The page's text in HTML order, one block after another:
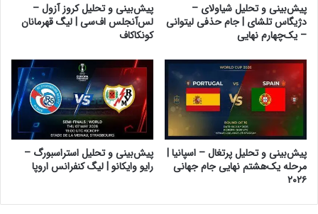
پیش‌بینی و تحلیل شیاولای –
دژیگاس تلشای | جام حذفی لیتوانی
– یک‌چهارم نهایی
پیش‌بینی و تحلیل کروز آزول –
لس‌آنجلس اف‌سی | لیگ قهرمانان
کونکاکاف
پیش‌بینی و تحلیل پرتغال – اسپانیا |
مرحله یک‌هشتم نهایی جام جهانی
۲۰۲۶
پیش‌بینی و تحلیل استراسبورگ –
رایو وایکانو | لیگ کنفرانس اروپا